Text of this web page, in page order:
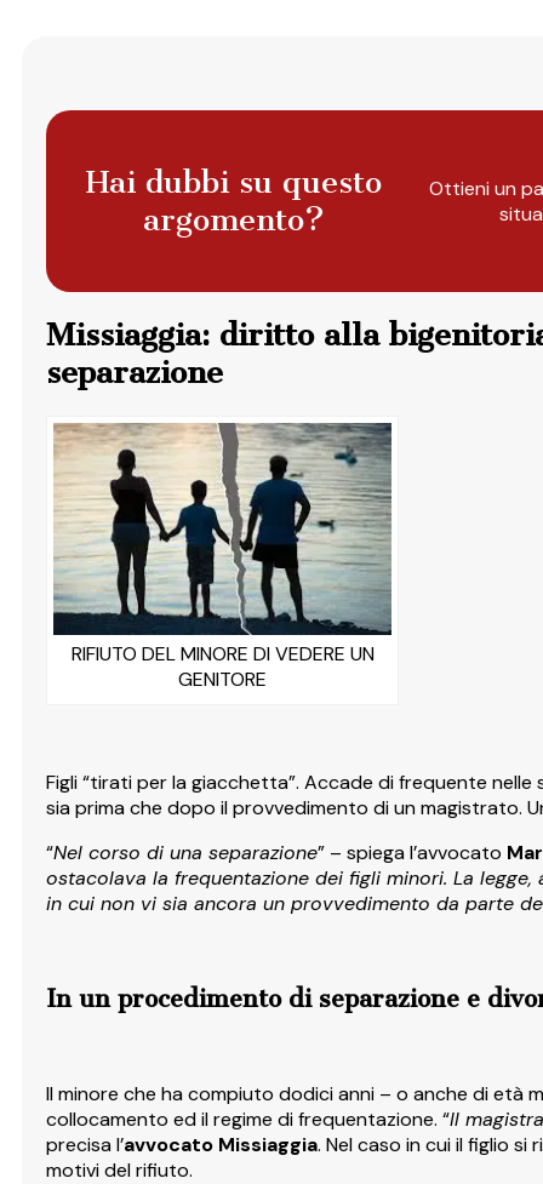
Hai dubbi su questo
argomento?
Ottieni un
Missiaggia: diritto alla
separazione
RIFIUTO DEL MINORE DI VEDERE UN
GENITORE
Figli “tirati per la giacchetta”. Accade di frequente
sia prima che dopo il provvedimento di un magistrato.
“Nel corso di una separazione” – spiega l’avvocato
ostacolava la frequentazione dei figli minori. La
in cui non vi sia ancora un provvedimento da parte
In un procedimento di separazione e
Il minore che ha compiuto dodici anni – o anche di età
collocamento ed il regime di frequentazione. “Il
precisa l’avvocato Missiaggia. Nel caso in cui il figlio
motivi del rifiuto.